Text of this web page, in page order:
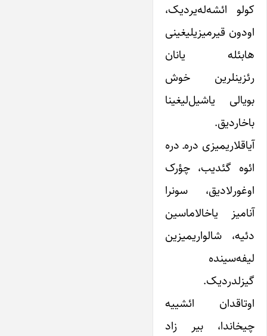
کولو ائشه‌له‌یردیک،
اودون قیرمیزیلیغینی
هابئله یانان
رئزینلرین خوش
بویالی یاشیل‌لیغینا
باخاردیق.
آیاقلاریمیزی دره‌ـ دره
ائوه گئدیب، چؤرک
اوغورلادیق، سونرا
آنامیز یاخالاماسین
دئیه، شالواریمیزین
لیفه‌سینده
گیزلدردیک.
اوتاقدان ائشییه
چیخاندا، بیر زاد